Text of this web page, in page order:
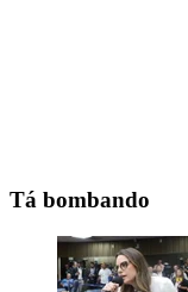
Tá bombando